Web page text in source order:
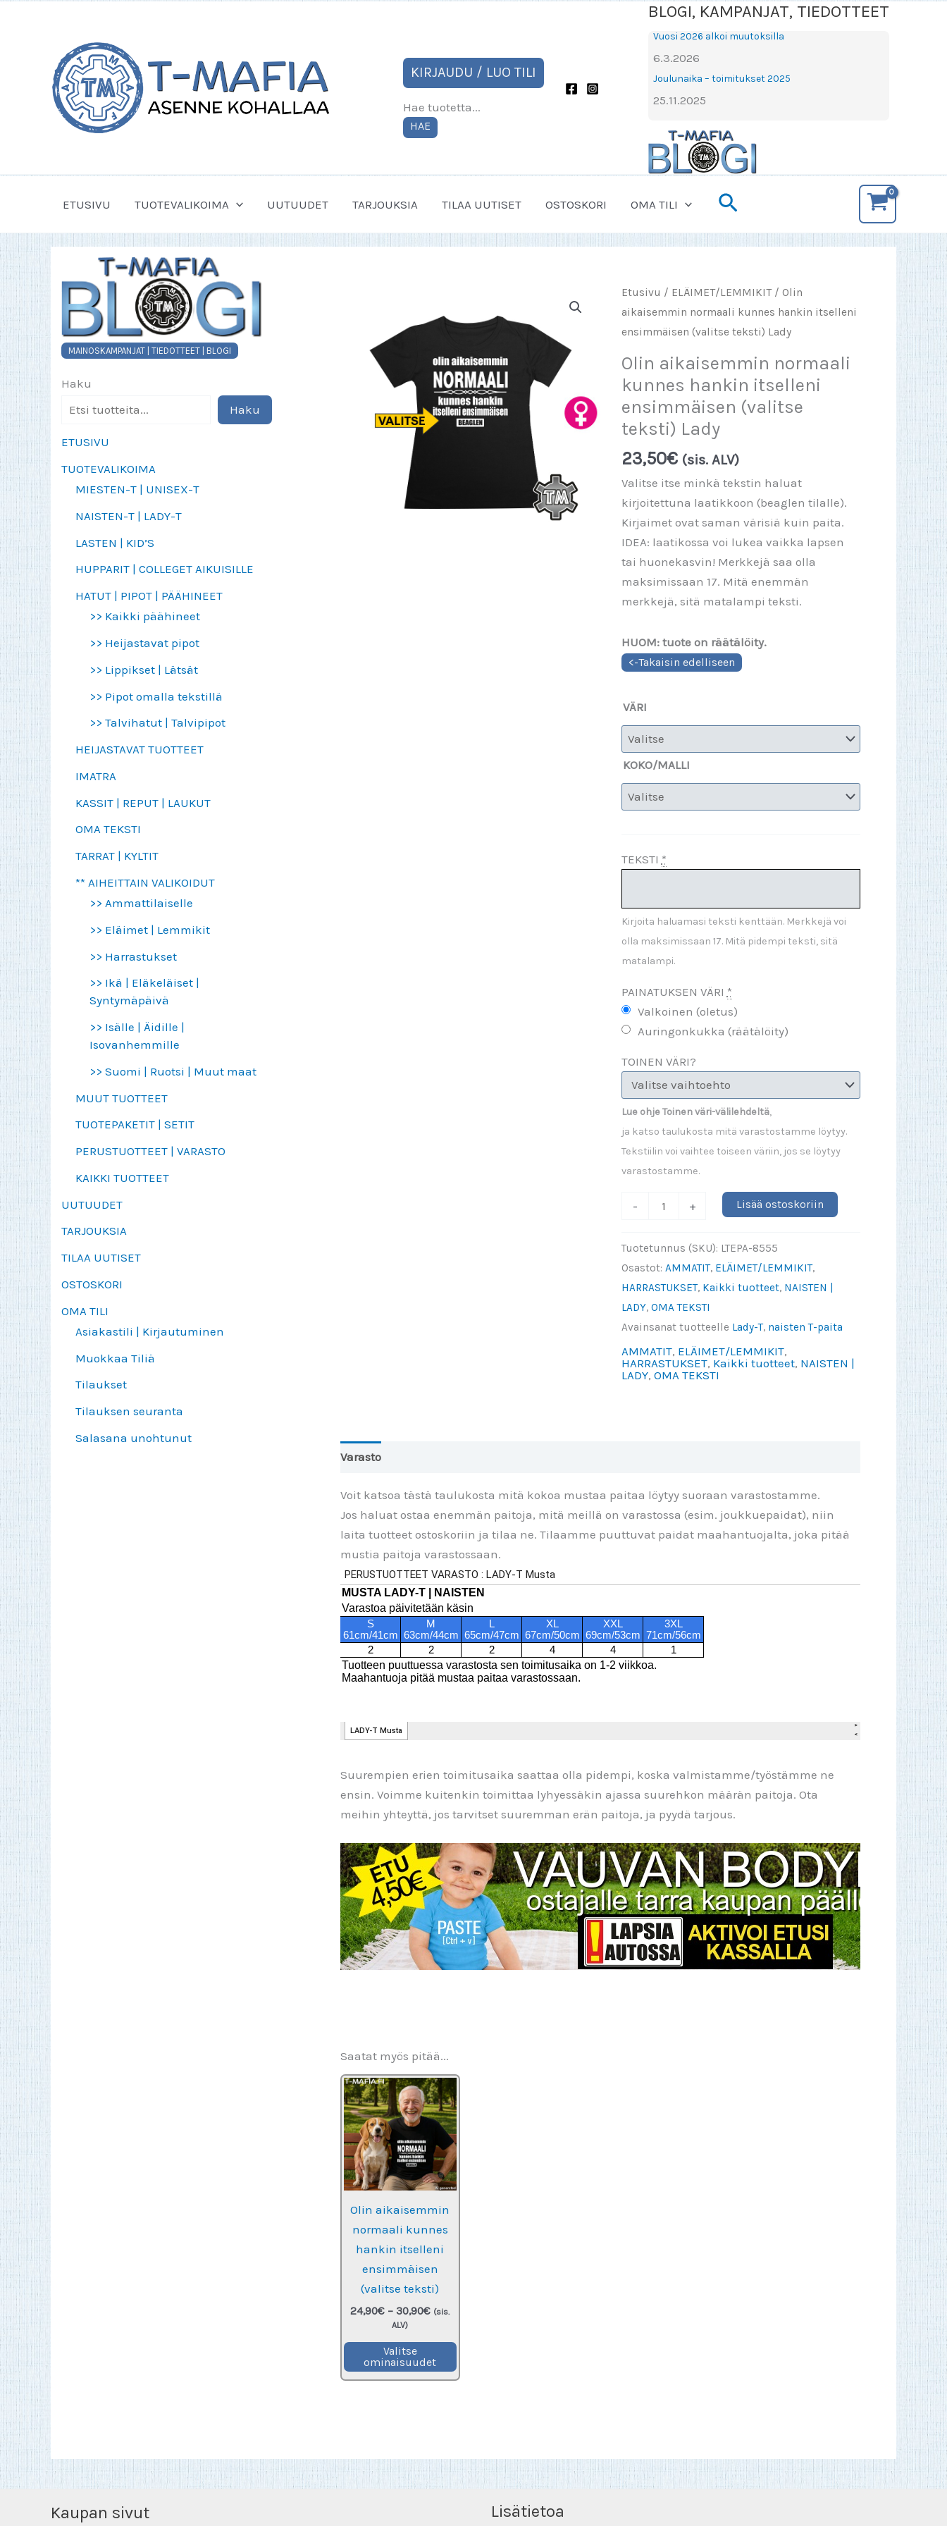
KIRJAUDU / LUO TILI
Hae tuotetta...
HAE
BLOGI, KAMPANJAT, TIEDOTTEET
Vuosi 2026 alkoi muutoksilla
6.3.2026
Joulunaika – toimitukset 2025
25.11.2025
ETUSIVU TUOTEVALIKOIMA UUTUUDET TARJOUKSIA TILAA UUTISET OSTOSKORI OMA TILI Hae
MAINOSKAMPANJAT | TIEDOTTEET | BLOGI
Haku
Haku
ETUSIVU
TUOTEVALIKOIMA
MIESTEN-T | UNISEX-T
NAISTEN-T | LADY-T
LASTEN | KID’S
HUPPARIT | COLLEGET AIKUISILLE
HATUT | PIPOT | PÄÄHINEET
>> Kaikki päähineet
>> Heijastavat pipot
>> Lippikset | Lätsät
>> Pipot omalla tekstillä
>> Talvihatut | Talvipipot
HEIJASTAVAT TUOTTEET
IMATRA
KASSIT | REPUT | LAUKUT
OMA TEKSTI
TARRAT | KYLTIT
** AIHEITTAIN VALIKOIDUT
>> Ammattilaiselle
>> Eläimet | Lemmikit
>> Harrastukset
>> Ikä | Eläkeläiset |
Syntymäpäivä
>> Isälle | Äidille |
Isovanhemmille
>> Suomi | Ruotsi | Muut maat
MUUT TUOTTEET
TUOTEPAKETIT | SETIT
PERUSTUOTTEET | VARASTO
KAIKKI TUOTTEET
UUTUUDET
TARJOUKSIA
TILAA UUTISET
OSTOSKORI
OMA TILI
Asiakastili | Kirjautuminen
Muokkaa Tiliä
Tilaukset
Tilauksen seuranta
Salasana unohtunut
Etusivu / ELÄIMET/LEMMIKIT/ Olin
aikaisemmin normaali kunnes hankin itselleni
ensimmäisen (valitse teksti) Lady
Olin aikaisemmin normaali
kunnes hankin itselleni
ensimmäisen (valitse
teksti) Lady
23,50€ (sis. ALV)
Valitse itse minkä tekstin haluat
kirjoitettuna laatikkoon (beaglen tilalle).
Kirjaimet ovat saman värisiä kuin paita.
IDEA: laatikossa voi lukea vaikka lapsen
tai huonekasvin! Merkkejä saa olla
maksimissaan 17. Mitä enemmän
merkkejä, sitä matalampi teksti.
HUOM: tuote on räätälöity.
VÄRI
KOKO/MALLI
TEKSTI *
Kirjoita haluamasi teksti kenttään. Merkkejä voi
olla maksimissaan 17. Mitä pidempi teksti, sitä
matalampi.
PAINATUKSEN VÄRI *
Valkoinen (oletus)
Auringonkukka (räätälöity)
TOINEN VÄRI?
Lue ohje Toinen väri-välilehdeltä,
ja katso taulukosta mitä varastostamme löytyy.
Tekstiilin voi vaihtee toiseen väriin, jos se löytyy
varastostamme.
-
teksti)
Lady
+ Lisää ostoskoriin
Tuotetunnus (SKU): LTEPA-8555
Osastot: AMMATIT, ELÄIMET/LEMMIKIT,
HARRASTUKSET, Kaikki tuotteet, NAISTEN |
LADY, OMA TEKSTI
Avainsanat tuotteelle Lady-T, naisten T-paita
AMMATIT, ELÄIMET/LEMMIKIT,
HARRASTUKSET, Kaikki tuotteet, NAISTEN |
LADY, OMA TEKSTI
Varasto
Voit katsoa tästä taulukosta mitä kokoa mustaa paitaa löytyy suoraan varastostamme.
Jos haluat ostaa enemmän paitoja, mitä meillä on varastossa (esim. joukkuepaidat), niin
laita tuotteet ostoskoriin ja tilaa ne. Tilaamme puuttuvat paidat maahantuojalta, joka pitää
mustia paitoja varastossaan.
Suurempien erien toimitusaika saattaa olla pidempi, koska valmistamme/työstämme ne
ensin. Voimme kuitenkin toimittaa lyhyessäkin ajassa suurehkon määrän paitoja. Ota
meihin yhteyttä, jos tarvitset suuremman erän paitoja, ja pyydä tarjous.
Saatat myös pitää...
Olin aikaisemmin
normaali kunnes
hankin itselleni
ensimmäisen
(valitse teksti)
24,90€ – 30,90€Hintaluokka:
30,90€
(sis.
ALV)
Valitse
ominaisuudet
Tällä
tuotteella
on
valinnat
tuotteen
Kaupan sivut Lisätietoa